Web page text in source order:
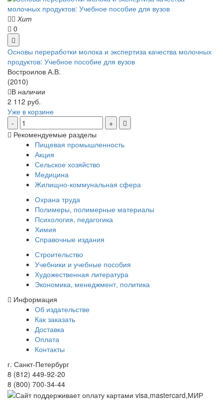
Хит
0
Основы переработки молока и экспертиза качества молочных
продуктов: Учебное пособие для вузов
Востроилов А.В.
(2010)
В наличии
2 112 руб.
Уже в корзине
Рекомендуемые разделы
Пищевая промышленность
Акция
Сельское хозяйство
Медицина
Жилищно-коммунальная сфера
Охрана труда
Полимеры, полимерные материалы
Психология, педагогика
Химия
Справочные издания
Строительство
Учебники и учебные пособия
Художественная литература
Экономика, менеджмент, политика
Информация
Об издательстве
Как заказать
Доставка
Оплата
Контакты
г. Санкт-Петербург
8 (812) 449-92-20
8 (800) 700-34-44